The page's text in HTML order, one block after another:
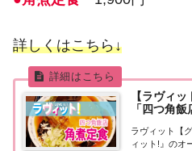
詳しくはこちら↓
【ラヴィ
「四つ角
ラヴィット【
ィット!』のオ